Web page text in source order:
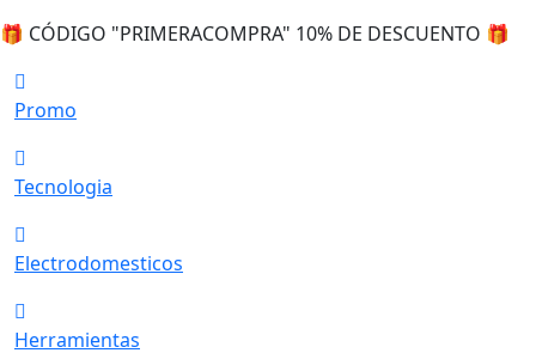
🎁 CÓDIGO "PRIMERACOMPRA" 10% DE DESCUENTO 🎁
Promo
Tecnologia
Electrodomesticos
Herramientas